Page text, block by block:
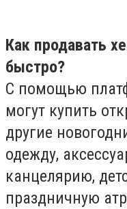
Как продавать
быстро?
С помощью
могут купить
другие
одежду,
канцелярию,
праздничную